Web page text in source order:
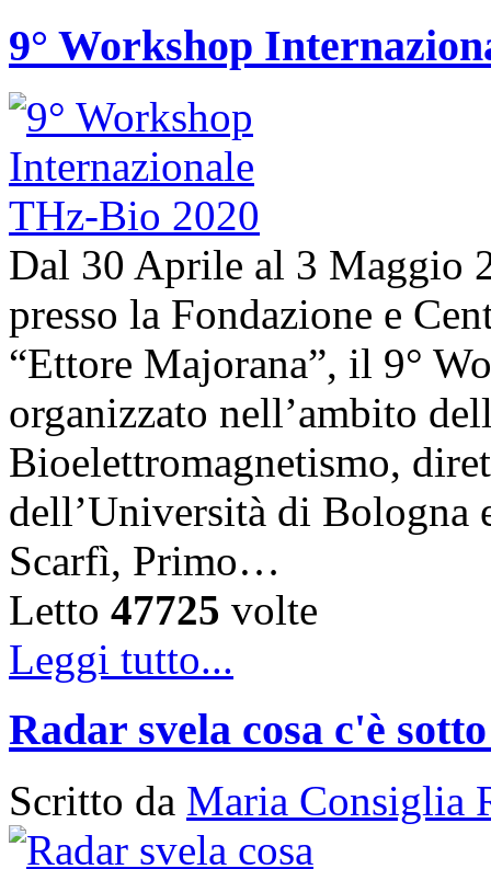
9° Workshop
Dal 30 Aprile al 3 Maggio
presso la Fondazione e
“Ettore Majorana”, il 9°
organizzato nell’ambito
Bioelettromagnetismo,
dell’Università di Bologna
Scarfì, Primo…
Letto 47725 volte
Leggi tutto...
Radar svela cosa c'è
Scritto da Maria Consiglia